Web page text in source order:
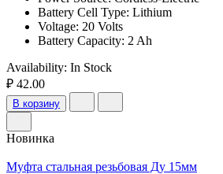
Battery Cell Type: Lithium
Voltage: 20 Volts
Battery Capacity: 2 Ah
Availability: In Stock
₽ 42.00
В корзину
Новинка
Муфта стальная резьбовая Ду 15мм